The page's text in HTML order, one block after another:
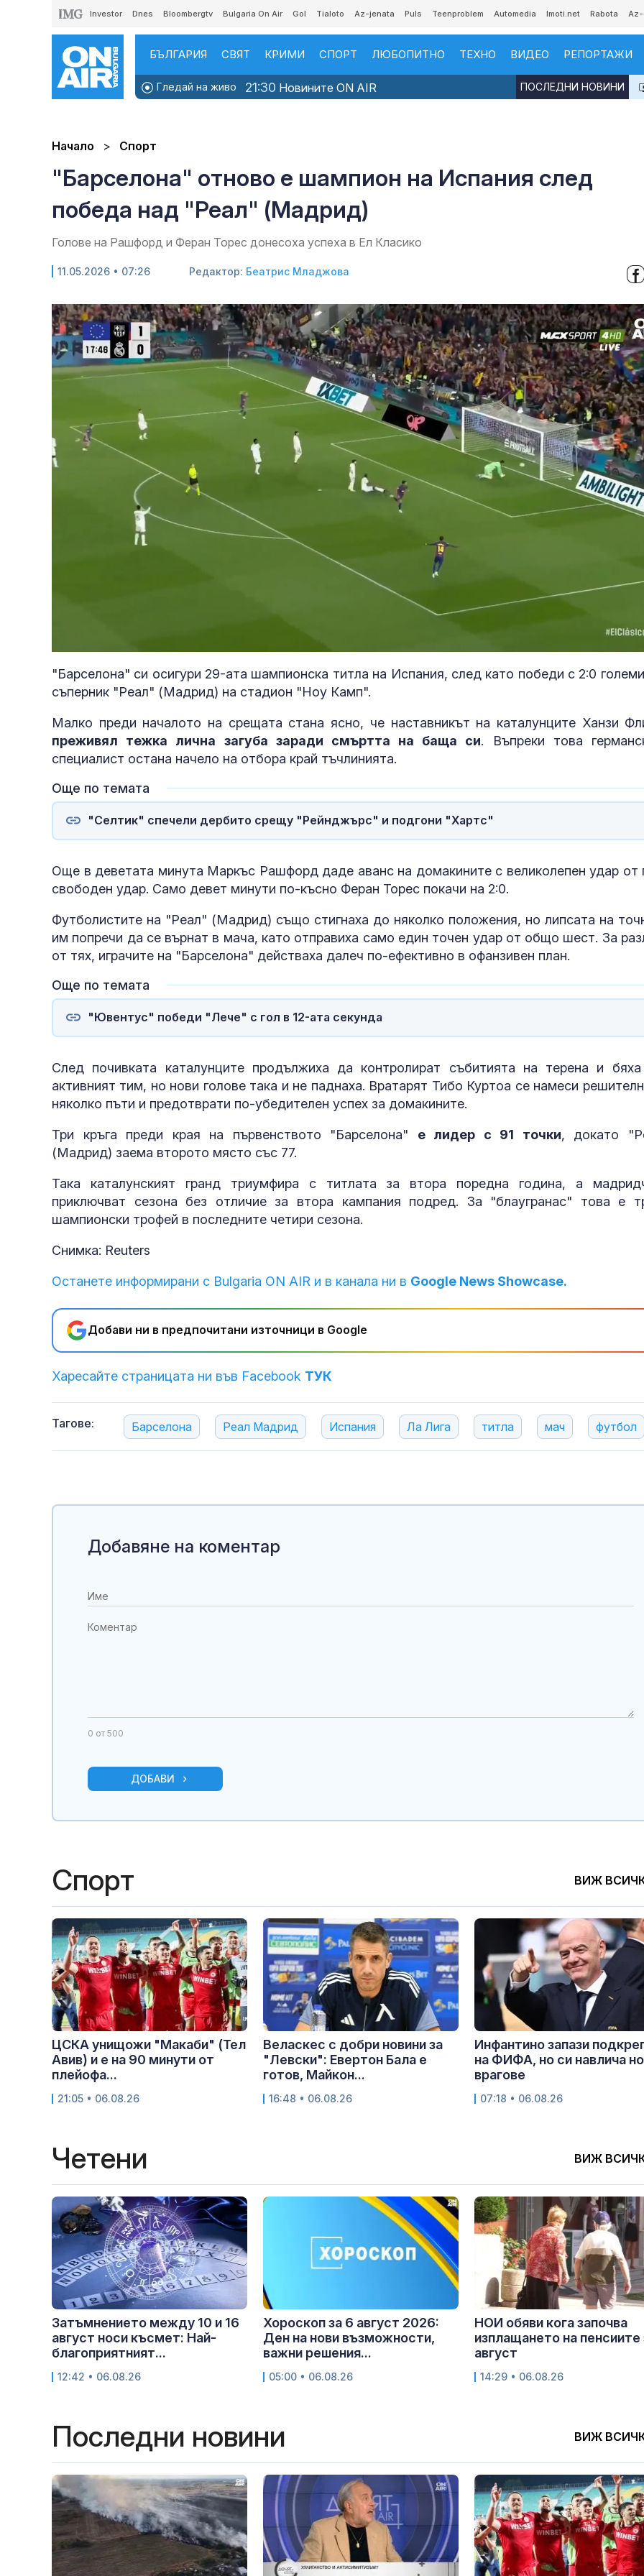
Investor Dnes Bloombergtv Bulgaria On Air Gol Tialoto Az-jenata Puls Teenproblem Automedia Imoti.net Rabota
БЪЛГАРИЯ СВЯТ КРИМИ СПОРТ ЛЮБОПИТНО ТЕХНО ВИДЕО РЕПОРТАЖИ
Гледай на живо 21:30 Новините ON AIR ПОСЛЕДНИ НОВИНИ
Начало Спорт
"Барселона" отново е шампион на Испания след
победа над "Реал" (Мадрид)
Голове на Рашфорд и Феран Торес донесоха успеха в Ел Класико
11.05.2026 • 07:26 Редактор: Беатрис Младжова
"Барселона" си осигури 29-ата шампионска титла на Испания, след като победи с 2:0
съперник "Реал" (Мадрид) на стадион "Ноу Камп".
Малко преди началото на срещата стана ясно, че наставникът на каталунците Ханзи
преживял тежка лична загуба заради смъртта на баща си. Въпреки това
специалист остана начело на отбора край тъчлинията.
Още по темата
"Селтик" спечели дербито срещу "Рейнджърс" и подгони "Хартс"
Още в деветата минута Маркъс Рашфорд даде аванс на домакините с великолепен удар от
свободен удар. Само девет минути по-късно Феран Торес покачи на 2:0.
Футболистите на "Реал" (Мадрид) също стигнаха до няколко положения, но липсата на
им попречи да се върнат в мача, като отправиха само един точен удар от общо шест. За
от тях, играчите на "Барселона" действаха далеч по-ефективно в офанзивен план.
Още по темата
"Ювентус" победи "Лече" с гол в 12-ата секунда
След почивката каталунците продължиха да контролират събитията на терена и
активният тим, но нови голове така и не паднаха. Вратарят Тибо Куртоа се намеси
няколко пъти и предотврати по-убедителен успех за домакините.
Три кръга преди края на първенството "Барселона" е лидер с 91 точки, докато
(Мадрид) заема второто място със 77.
Така каталунският гранд триумфира с титлата за втора поредна година, а
приключват сезона без отличие за втора кампания подред. За "блаугранас" това е
шампионски трофей в последните четири сезона.
Снимка: Reuters
Останете информирани с Bulgaria ON AIR и в канала ни в Google News Showcase.
Добави ни в предпочитани източници в Google
Харесайте страницата ни във Facebook ТУК
Тагове: Барселона Реал Мадрид Испания Ла Лига титла мач футбол
Шишков разкри пътни
милиони, а магистрала
няма
погледите с апетитни
която прави руската
пропаганда модерна
носят нощните
повече?
протеинов
чувството за
исхемичен
Добавяне на коментар
0 от 500
ДОБАВИ
Спорт ВИЖ
ЦСКА унищожи "Макаби" (Тел
Авив) и е на 90 минути от
плейофа...
21:05 • 06.08.26
Веласкес с добри новини за
"Левски": Евертон Бала е
готов, Майкон...
16:48 • 06.08.26
Инфантино запази
на ФИФА, но си навлича
врагове
07:18 • 06.08.26
Четени ВИЖ
Затъмнението между 10 и 16
август носи късмет: Най-
благоприятният...
12:42 • 06.08.26
Хороскоп за 6 август 2026:
Ден на нови възможности,
важни решения...
05:00 • 06.08.26
НОИ обяви кога започва
изплащането на пенсиите
август
14:29 • 06.08.26
Последни новини ВИЖ